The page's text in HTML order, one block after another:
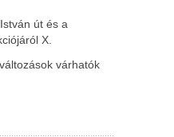
út és a
X.
várhatók